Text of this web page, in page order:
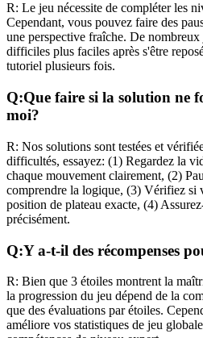
R: Le jeu nécessite de compléter les
Cependant, vous pouvez faire des
une perspective fraîche. De
difficiles plus faciles après s'être
tutoriel plusieurs fois.
Q:Que faire si la solution ne
moi?
R: Nos solutions sont testées et
difficultés, essayez: (1) Regardez la
chaque mouvement clairement, (2)
comprendre la logique, (3) Vérifiez si
position de plateau exacte, (4)
précisément.
Q:Y a-t-il des récompenses
R: Bien que 3 étoiles montrent la
la progression du jeu dépend de la
que des évaluations par étoiles.
améliore vos statistiques de jeu